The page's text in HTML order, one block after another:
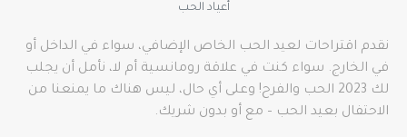
أعياد الحب
نقدم اقتراحات لعيد الحب الخاص الإضافي، سواء في الداخل أو
في الخارج. سواء كنت في علاقة رومانسية أم لا، نأمل أن يجلب
لك 2023 الحب والفرح! وعلى أي حال، ليس هناك ما يمنعنا من
الاحتفال بعيد الحب – مع أو بدون شريك.